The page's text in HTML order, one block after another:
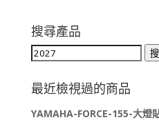
搜尋產品
搜
關
鍵
字:
最近檢視過的商品
YAMAHA-FORCE-155-大燈